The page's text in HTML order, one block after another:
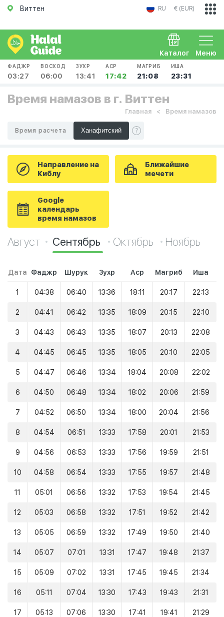
Виттен RU € (EUR)
Меню
Каталог
ФАДЖР
03:27
ВОСХОД
06:00
ЗУХР
13:41
АСР
17:42
МАГРИБ
21:08
ИША
23:31
Время намазов в г. Виттен
Главная Время намазов
Время расчета
Направление на
Киблу
Ближайшие
мечети
Google
календарь
время намазов
Август Сентябрь Октябрь Ноябрь
Дата Фаджр Шурук Зухр Аср Магриб Иша
1 04:38 06:40 13:36 18:11 20:17 22:13
2 04:41 06:42 13:35 18:09 20:15 22:10
3 04:43 06:43 13:35 18:07 20:13 22:08
4 04:45 06:45 13:35 18:05 20:10 22:05
5 04:47 06:46 13:34 18:04 20:08 22:02
6 04:50 06:48 13:34 18:02 20:06 21:59
7 04:52 06:50 13:34 18:00 20:04 21:56
8 04:54 06:51 13:33 17:58 20:01 21:53
9 04:56 06:53 13:33 17:56 19:59 21:51
10 04:58 06:54 13:33 17:55 19:57 21:48
11 05:01 06:56 13:32 17:53 19:54 21:45
12 05:03 06:58 13:32 17:51 19:52 21:42
13 05:05 06:59 13:32 17:49 19:50 21:40
14 05:07 07:01 13:31 17:47 19:48 21:37
15 05:09 07:02 13:31 17:45 19:45 21:34
16 05:11 07:04 13:30 17:43 19:43 21:31
17 05:13 07:06 13:30 17:41 19:41 21:29